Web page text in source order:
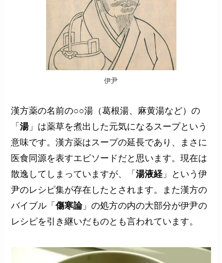
伊尹
漢方薬の名前の○○湯（葛根湯、麻黄湯など）の
「湯」は薬草を煮出した元気になるスープという
意味です。漢方薬はスープの延長であり、まさに
医食同源を表すエピソードだと思います。現在は
散逸してしまっていますが、「湯液経 」という伊
尹のレシピ集が存在したとされます。また漢方の
バイブル「傷寒論」の処方の内の大部分が伊尹の
レシピを引き継いだものとも言われています。